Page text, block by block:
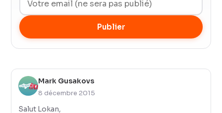
Publier
Mark Gusakovs
8 décembre 2015
Salut Lokan,